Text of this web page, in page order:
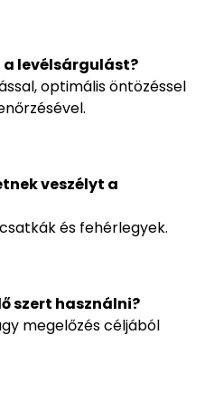
a levélsárgulást?
optimális öntözéssel
veszélyt a
és fehérlegyek.
szert használni?
megelőzés céljából